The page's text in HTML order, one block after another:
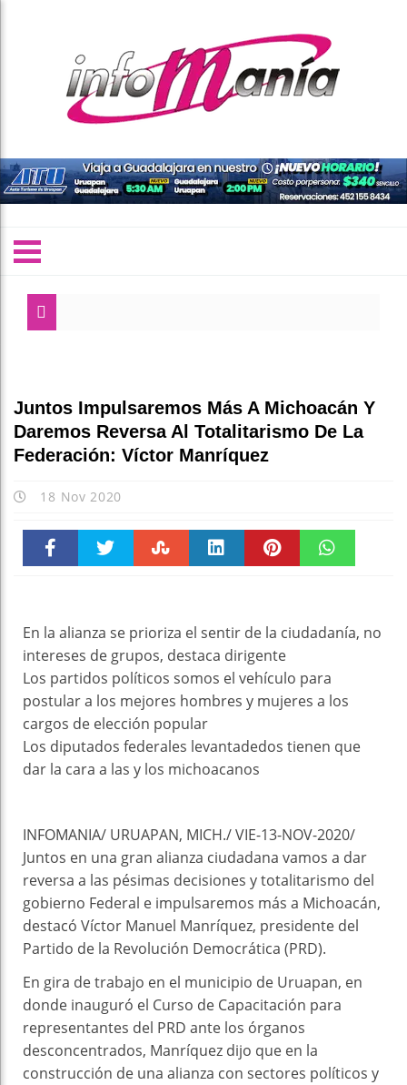
Juntos Impulsaremos Más A Michoacán Y
Daremos Reversa Al Totalitarismo De La
Federación: Víctor Manríquez
18 Nov 2020
pt
En la alianza se prioriza el sentir de la ciudadanía, no
intereses de grupos, destaca dirigente
Los partidos políticos somos el vehículo para
postular a los mejores hombres y mujeres a los
cargos de elección popular
Los diputados federales levantadedos tienen que
dar la cara a las y los michoacanos
INFOMANIA/ URUAPAN, MICH./ VIE-13-NOV-2020/
Juntos en una gran alianza ciudadana vamos a dar
reversa a las pésimas decisiones y totalitarismo del
gobierno Federal e impulsaremos más a Michoacán,
destacó Víctor Manuel Manríquez, presidente del
Partido de la Revolución Democrática (PRD).
En gira de trabajo en el municipio de Uruapan, en
donde inauguró el Curso de Capacitación para
representantes del PRD ante los órganos
desconcentrados, Manríquez dijo que en la
construcción de una alianza con sectores políticos y